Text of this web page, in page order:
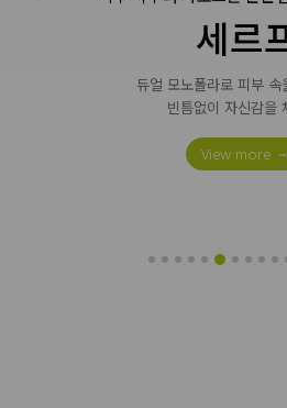
세르
듀얼 모노폴라로 피부 속
빈틈없이 자신감을
View more